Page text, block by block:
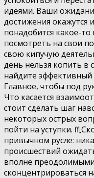
идеями. Ваши
достижения окажутся
понадобится какое-
посмотреть на свои
свою кипучую
день нельзя копить в
найдите эффективный
Главное, чтобы под
Что касается
стоит сделать шаг
некоторых острых
пойти на уступки.
привычном русле:
происшествий
вполне
сконцентрироваться